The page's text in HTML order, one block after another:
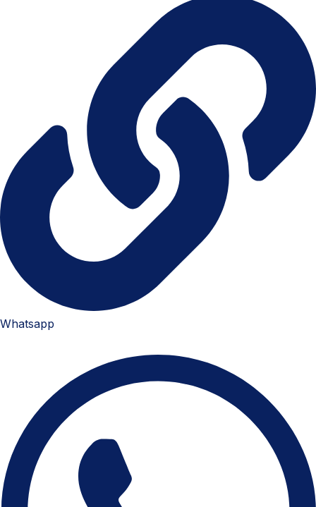
Whatsapp